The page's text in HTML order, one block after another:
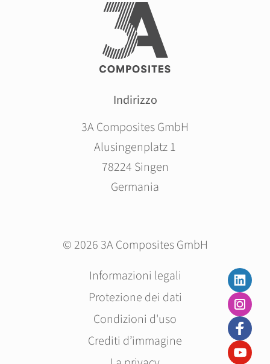
Indirizzo
3A Composites GmbH
Alusingenplatz 1
78224 Singen
Germania
© 2026 3A Composites GmbH
Salta
navigazione
Informazioni legali
Protezione dei dati
Condizioni d'uso
Crediti d’immagine